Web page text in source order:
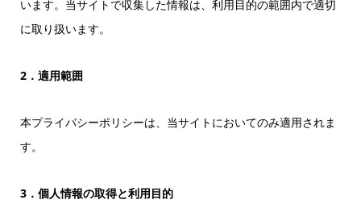
います。当サイトで収集した情報は、利用目的の範囲内で適切
に取り扱います。
2．適用範囲
本プライバシーポリシーは、当サイトにおいてのみ適用されま
す。
3．個人情報の取得と利用目的